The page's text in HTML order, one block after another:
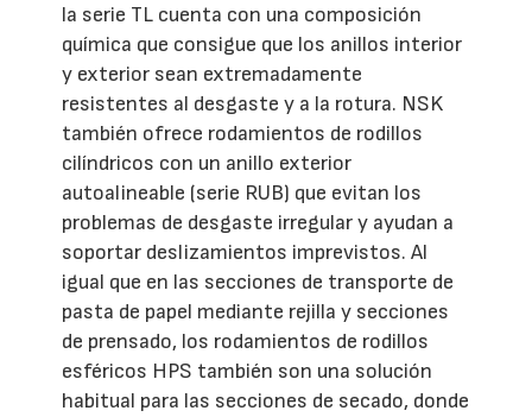
la serie TL cuenta con una composición
química que consigue que los anillos interior
y exterior sean extremadamente
resistentes al desgaste y a la rotura. NSK
también ofrece rodamientos de rodillos
cilíndricos con un anillo exterior
autoalineable (serie RUB) que evitan los
problemas de desgaste irregular y ayudan a
soportar deslizamientos imprevistos. Al
igual que en las secciones de transporte de
pasta de papel mediante rejilla y secciones
de prensado, los rodamientos de rodillos
esféricos HPS también son una solución
habitual para las secciones de secado, donde